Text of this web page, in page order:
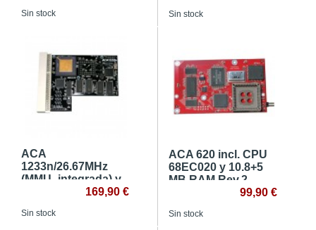
Sin stock Sin stock
ACA
1233n/26.67MHz
(MMU_integrada) y
128MB de RAM169,90 €
Sin stock
ACA 620 incl. CPU
68EC020 y 10.8+5
MB RAM Rev.2
99,90 €
Sin stock